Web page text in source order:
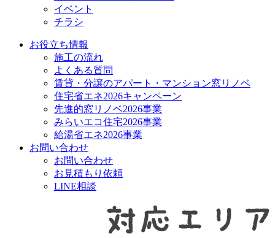
イベント
チラシ
お役立ち情報
施工の流れ
よくある質問
賃貸・分譲のアパート・マンション窓リノベ
住宅省エネ2026キャンペーン
先進的窓リノベ2026事業
みらいエコ住宅2026事業
給湯省エネ2026事業
お問い合わせ
お問い合わせ
お見積もり依頼
LINE相談